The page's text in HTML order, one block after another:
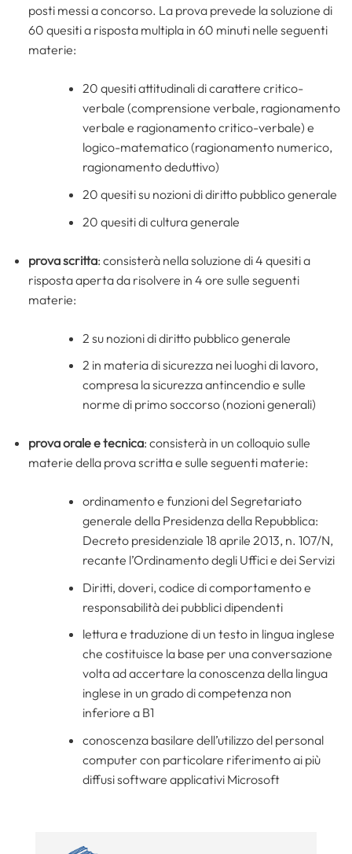
posti messi a concorso. La prova prevede la soluzione di
60 quesiti a risposta multipla in 60 minuti nelle seguenti
materie:
20 quesiti attitudinali di carattere critico-
verbale (comprensione verbale, ragionamento
verbale e ragionamento critico-verbale) e
logico-matematico (ragionamento numerico,
ragionamento deduttivo)
20 quesiti su nozioni di diritto pubblico generale
20 quesiti di cultura generale
prova scritta: consisterà nella soluzione di 4 quesiti a
risposta aperta da risolvere in 4 ore sulle seguenti
materie:
2 su nozioni di diritto pubblico generale
2 in materia di sicurezza nei luoghi di lavoro,
compresa la sicurezza antincendio e sulle
norme di primo soccorso (nozioni generali)
prova orale e tecnica: consisterà in un colloquio sulle
materie della prova scritta e sulle seguenti materie:
ordinamento e funzioni del Segretariato
generale della Presidenza della Repubblica:
Decreto presidenziale 18 aprile 2013, n. 107/N,
recante l’Ordinamento degli Uffici e dei Servizi
Diritti, doveri, codice di comportamento e
responsabilità dei pubblici dipendenti
lettura e traduzione di un testo in lingua inglese
che costituisce la base per una conversazione
volta ad accertare la conoscenza della lingua
inglese in un grado di competenza non
inferiore a B1
conoscenza basilare dell’utilizzo del personal
computer con particolare riferimento ai più
diffusi software applicativi Microsoft